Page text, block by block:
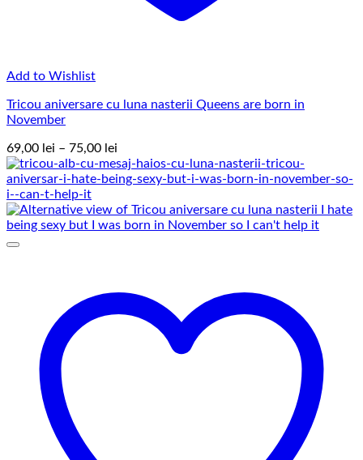
Add to Wishlist
Tricou aniversare cu luna nasterii Queens are born in
November
69,00 lei – 75,00 lei
de
prețuri:
până
la